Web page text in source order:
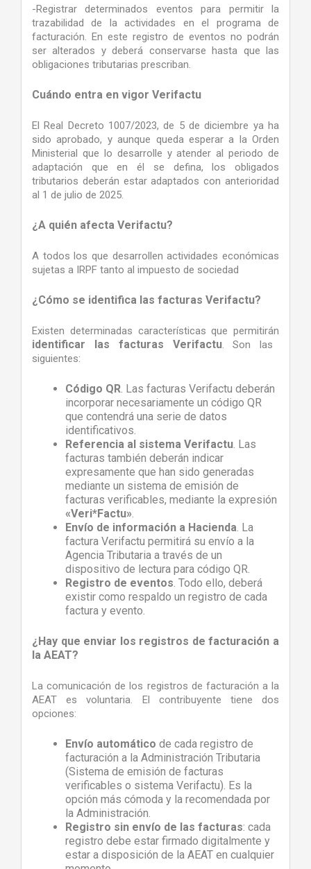
-Registrar determinados eventos para permitir la
trazabilidad de la actividades en el programa de
facturación. En este registro de eventos no podrán
ser alterados y deberá conservarse hasta que las
obligaciones tributarias prescriban.
Cuándo entra en vigor Verifactu
El Real Decreto 1007/2023, de 5 de diciembre ya ha
sido aprobado, y aunque queda esperar a la Orden
Ministerial que lo desarrolle y atender al periodo de
adaptación que en él se defina, los obligados
tributarios deberán estar adaptados con anterioridad
al 1 de julio de 2025.
¿A quién afecta Verifactu?
A todos los que desarrollen actividades económicas
sujetas a IRPF tanto al impuesto de sociedad
¿Cómo se identifica las facturas Verifactu?
Existen determinadas características que permitirán
identificar las facturas Verifactu. Son las
siguientes:
Código QR. Las facturas Verifactu deberán
incorporar necesariamente un código QR
que contendrá una serie de datos
identificativos.
Referencia al sistema Verifactu. Las
facturas también deberán indicar
expresamente que han sido generadas
mediante un sistema de emisión de
facturas verificables, mediante la expresión
«Veri*Factu».
Envío de información a Hacienda. La
factura Verifactu permitirá su envío a la
Agencia Tributaria a través de un
dispositivo de lectura para código QR.
Registro de eventos. Todo ello, deberá
existir como respaldo un registro de cada
factura y evento.
¿Hay que enviar los registros de facturación a
la AEAT?
La comunicación de los registros de facturación a la
AEAT es voluntaria. El contribuyente tiene dos
opciones:
Envío automático de cada registro de
facturación a la Administración Tributaria
(Sistema de emisión de facturas
verificables o sistema Verifactu). Es la
opción más cómoda y la recomendada por
la Administración.
Registro sin envío de las facturas: cada
registro debe estar firmado digitalmente y
estar a disposición de la AEAT en cualquier